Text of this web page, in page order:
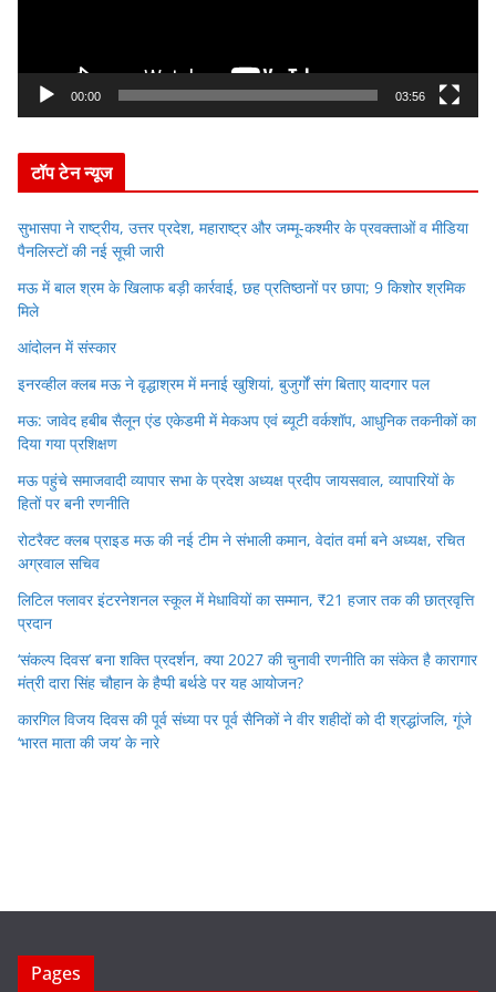
e
00:00 03:56
टॉप टेन न्यूज
सुभासपा ने राष्ट्रीय, उत्तर प्रदेश, महाराष्ट्र और जम्मू-कश्मीर के प्रवक्ताओं व मीडिया
पैनलिस्टों की नई सूची जारी
मऊ में बाल श्रम के खिलाफ बड़ी कार्रवाई, छह प्रतिष्ठानों पर छापा; 9 किशोर श्रमिक
मिले
आंदोलन में संस्कार
इनरव्हील क्लब मऊ ने वृद्धाश्रम में मनाई खुशियां, बुजुर्गों संग बिताए यादगार पल
मऊ: जावेद हबीब सैलून एंड एकेडमी में मेकअप एवं ब्यूटी वर्कशॉप, आधुनिक तकनीकों का
दिया गया प्रशिक्षण
मऊ पहुंचे समाजवादी व्यापार सभा के प्रदेश अध्यक्ष प्रदीप जायसवाल, व्यापारियों के
हितों पर बनी रणनीति
रोटरैक्ट क्लब प्राइड मऊ की नई टीम ने संभाली कमान, वेदांत वर्मा बने अध्यक्ष, रचित
अग्रवाल सचिव
लिटिल फ्लावर इंटरनेशनल स्कूल में मेधावियों का सम्मान, ₹21 हजार तक की छात्रवृत्ति
प्रदान
‘संकल्प दिवस’ बना शक्ति प्रदर्शन, क्या 2027 की चुनावी रणनीति का संकेत है कारागार
मंत्री दारा सिंह चौहान के हैप्पी बर्थडे पर यह आयोजन?
कारगिल विजय दिवस की पूर्व संध्या पर पूर्व सैनिकों ने वीर शहीदों को दी श्रद्धांजलि, गूंजे
‘भारत माता की जय’ के नारे
Pages